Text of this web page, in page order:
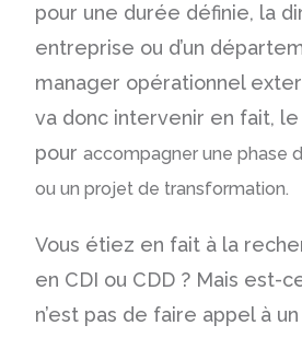
pour une durée définie, la
entreprise ou d’un
manager opérationnel
va donc intervenir en fait,
pouraccompagner une phase
ou un projet de transformation.
Vous étiez en fait à la
en CDI ou CDD ? Mais est-
n’est pas de faire appel à un